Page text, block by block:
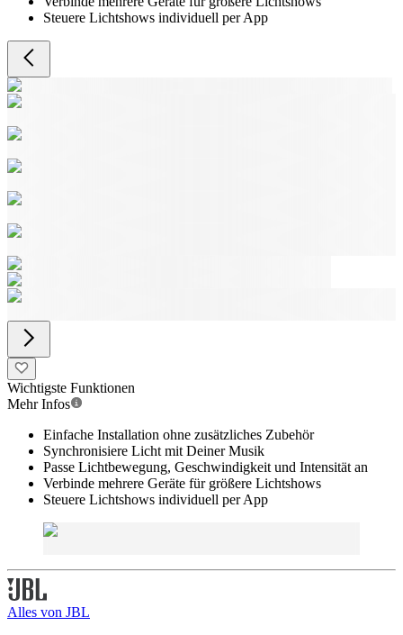
Steuere Lichtshows individuell per App
Wichtigste Funktionen
Mehr Infos
Einfache Installation ohne zusätzliches Zubehör
Synchronisiere Licht mit Deiner Musik
Passe Lichtbewegung, Geschwindigkeit und Intensität an
Verbinde mehrere Geräte für größere Lichtshows
Steuere Lichtshows individuell per App
Alles von JBL